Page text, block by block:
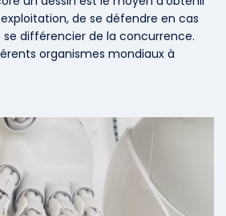
de se défendre en cas
différencier de la concurrence.
organismes mondiaux à